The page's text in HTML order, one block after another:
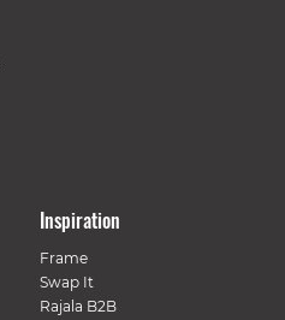
Inspiration
Frame
Swap It
Rajala B2B